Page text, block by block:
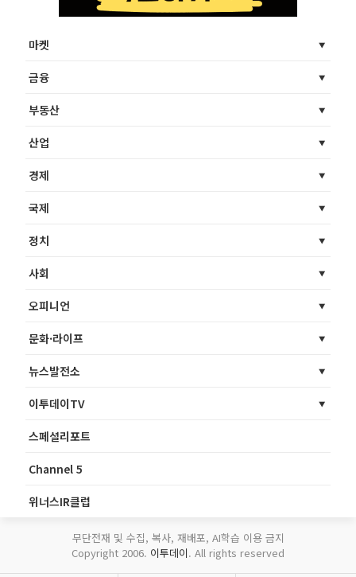
마켓
금융
부동산
산업
경제
국제
정치
사회
오피니언
문화·라이프
뉴스발전소
이투데이TV
스페셜리포트
Channel 5
위너스IR클럽
무단전재 및 수집, 복사, 재배포, AI학습 이용 금지
Copyright 2006. 이투데이. All rights reserved